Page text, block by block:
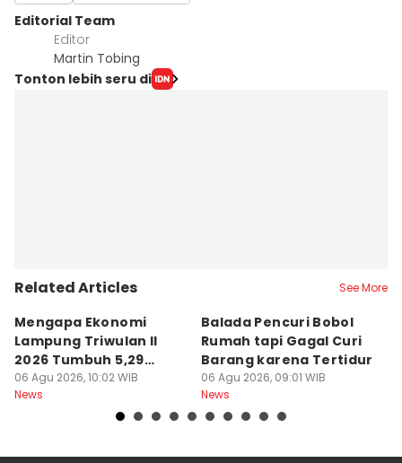
Editorial Team
Editor
Martin Tobing
Tonton lebih seru di
Related Articles See More
Mengapa Ekonomi
Lampung Triwulan II
2026 Tumbuh 5,29
Persen?
06 Agu 2026, 10:02 WIB
News
Balada Pencuri Bobol
Rumah tapi Gagal Curi
Barang karena Tertidur
06 Agu 2026, 09:01 WIB
News